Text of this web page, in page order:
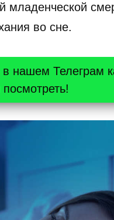
младенческой
во сне.
в нашем Телеграм